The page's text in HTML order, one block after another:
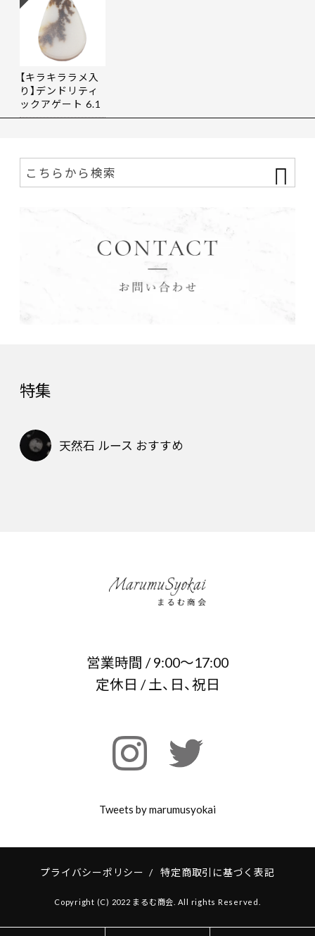
【キラキララメ入
り】デンドリティ
ックアゲート 6.1
9ct
特集
天然石 ルース おすすめ
営業時間 / 9:00～17:00
定休日 / 土、日、祝日
Tweets by marumusyokai
プライバシーポリシー / 特定商取引に基づく表記
Copyright (C) 2022 まるむ商会. All rights Reserved.